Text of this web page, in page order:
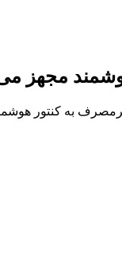
مجهز
به کنتور